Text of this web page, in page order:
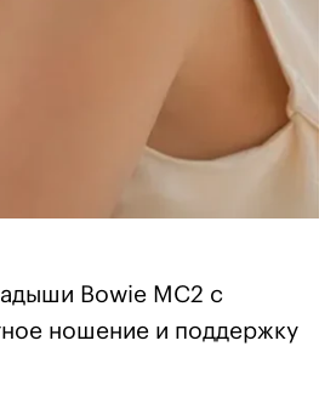
Bowie MC2 с
ношение и поддержку